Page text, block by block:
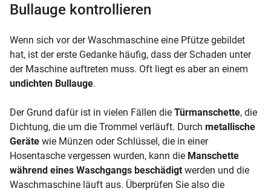
Bullauge kontrollieren
Wenn sich vor der Waschmaschine eine Pfütze gebildet
hat, ist der erste Gedanke häufig, dass der Schaden unter
der Maschine auftreten muss. Oft liegt es aber an einem
undichten Bullauge.
Der Grund dafür ist in vielen Fällen die Türmanschette, die
Dichtung, die um die Trommel verläuft. Durch metallische
Geräte wie Münzen oder Schlüssel, die in einer
Hosentasche vergessen wurden, kann die Manschette
während eines Waschgangs beschädigt werden und die
Waschmaschine läuft aus. Überprüfen Sie also die